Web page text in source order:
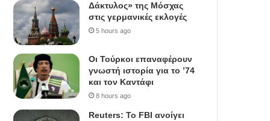
Δάκτυλος» της Μόσχας
στις γερμανικές εκλογές
5 hours ago
Οι Τούρκοι επαναφέρουν
γνωστή ιστορία για το ’74
και τον Καντάφι
8 hours ago
Reuters: Το FBI ανοίγει